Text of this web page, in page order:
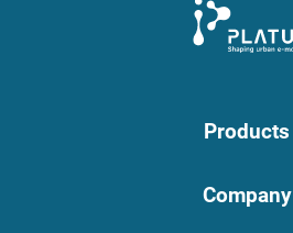
Products
Company